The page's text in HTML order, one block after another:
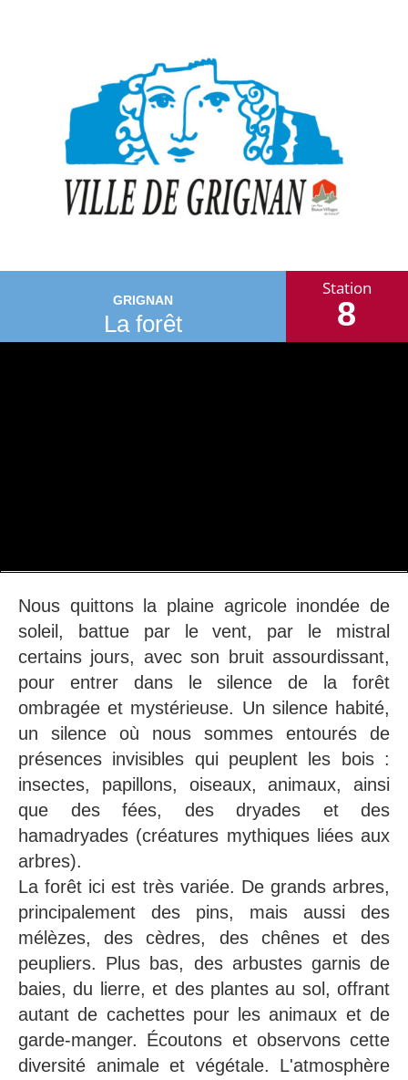
GRIGNAN
La forêt
Station
8
Nous quittons la plaine agricole inondée de
soleil, battue par le vent, par le mistral
certains jours, avec son bruit assourdissant,
pour entrer dans le silence de la forêt
ombragée et mystérieuse. Un silence habité,
un silence où nous sommes entourés de
présences invisibles qui peuplent les bois :
insectes, papillons, oiseaux, animaux, ainsi
que des fées, des dryades et des
hamadryades (créatures mythiques liées aux
arbres).
La forêt ici est très variée. De grands arbres,
principalement des pins, mais aussi des
mélèzes, des cèdres, des chênes et des
peupliers. Plus bas, des arbustes garnis de
baies, du lierre, et des plantes au sol, offrant
autant de cachettes pour les animaux et de
garde-manger. Écoutons et observons cette
diversité animale et végétale. L'atmosphère